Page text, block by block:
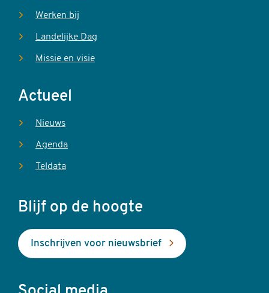
Werken bij
Landelijke Dag
Missie en visie
Actueel
Nieuws
Agenda
Teldata
Blijf op de hoogte
Inschrijven voor nieuwsbrief